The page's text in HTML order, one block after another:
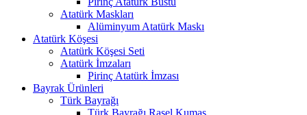
Atatürk Maskları
Alüminyum Atatürk Maskı
Atatürk Köşesi
Atatürk Köşesi Seti
Atatürk İmzaları
Pirinç Atatürk İmzası
Bayrak Ürünleri
Türk Bayrağı